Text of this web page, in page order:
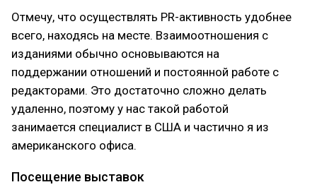
Отмечу, что осуществлять PR-активность удобнее
всего, находясь на месте. Взаимоотношения с
изданиями обычно основываются на
поддержании отношений и постоянной работе с
редакторами. Это достаточно сложно делать
удаленно, поэтому у нас такой работой
занимается специалист в США и частично я из
американского офиса.
Посещение выставок